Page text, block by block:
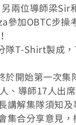
兩位導師梁Sir
參加OBTC步操
隊T-Shirt製成
於開始第一次集
、導師17人出
講解集隊須知
集合分享意見